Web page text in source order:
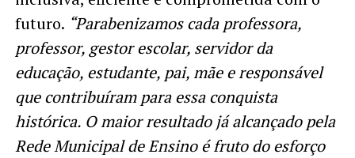
futuro. “Parabenizamos cada professora,
professor, gestor escolar, servidor da
educação, estudante, pai, mãe e responsável
que contribuíram para essa conquista
histórica. O maior resultado já alcançado pela
Rede Municipal de Ensino é fruto do esforço